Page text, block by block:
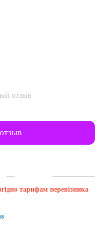
отзыв
тарифам перевізника